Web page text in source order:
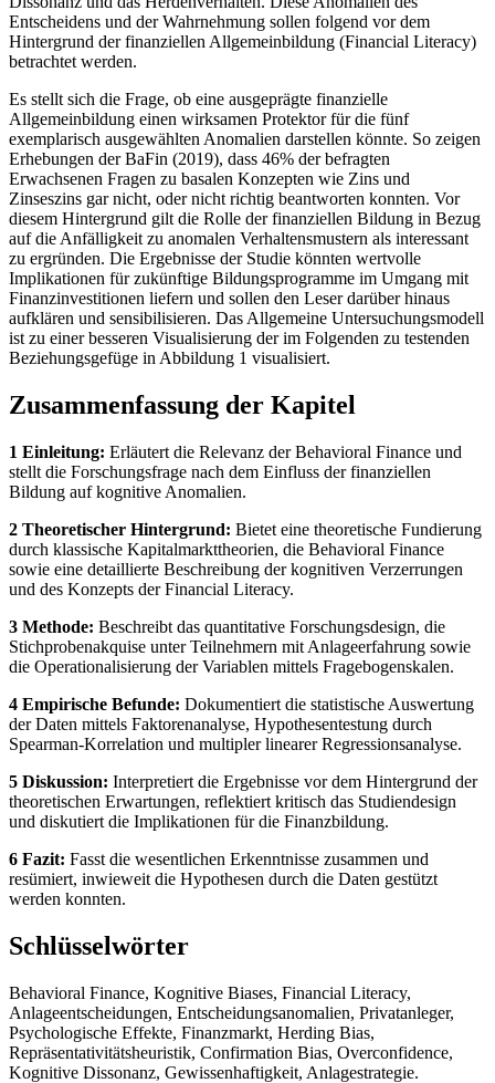
Entscheidens und der Wahrnehmung sollen folgend vor dem
Hintergrund der finanziellen Allgemeinbildung (Financial Literacy)
betrachtet werden.
Es stellt sich die Frage, ob eine ausgeprägte finanzielle
Allgemeinbildung einen wirksamen Protektor für die fünf
exemplarisch ausgewählten Anomalien darstellen könnte. So zeigen
Erhebungen der BaFin (2019), dass 46% der befragten
Erwachsenen Fragen zu basalen Konzepten wie Zins und
Zinseszins gar nicht, oder nicht richtig beantworten konnten. Vor
diesem Hintergrund gilt die Rolle der finanziellen Bildung in Bezug
auf die Anfälligkeit zu anomalen Verhaltensmustern als interessant
zu ergründen. Die Ergebnisse der Studie könnten wertvolle
Implikationen für zukünftige Bildungsprogramme im Umgang mit
Finanzinvestitionen liefern und sollen den Leser darüber hinaus
aufklären und sensibilisieren. Das Allgemeine Untersuchungsmodell
ist zu einer besseren Visualisierung der im Folgenden zu testenden
Beziehungsgefüge in Abbildung 1 visualisiert.
Zusammenfassung der Kapitel
1 Einleitung: Erläutert die Relevanz der Behavioral Finance und
stellt die Forschungsfrage nach dem Einfluss der finanziellen
Bildung auf kognitive Anomalien.
2 Theoretischer Hintergrund: Bietet eine theoretische Fundierung
durch klassische Kapitalmarkttheorien, die Behavioral Finance
sowie eine detaillierte Beschreibung der kognitiven Verzerrungen
und des Konzepts der Financial Literacy.
3 Methode: Beschreibt das quantitative Forschungsdesign, die
Stichprobenakquise unter Teilnehmern mit Anlageerfahrung sowie
die Operationalisierung der Variablen mittels Fragebogenskalen.
4 Empirische Befunde: Dokumentiert die statistische Auswertung
der Daten mittels Faktorenanalyse, Hypothesentestung durch
Spearman-Korrelation und multipler linearer Regressionsanalyse.
5 Diskussion: Interpretiert die Ergebnisse vor dem Hintergrund der
theoretischen Erwartungen, reflektiert kritisch das Studiendesign
und diskutiert die Implikationen für die Finanzbildung.
6 Fazit: Fasst die wesentlichen Erkenntnisse zusammen und
resümiert, inwieweit die Hypothesen durch die Daten gestützt
werden konnten.
Schlüsselwörter
Behavioral Finance, Kognitive Biases, Financial Literacy,
Anlageentscheidungen, Entscheidungsanomalien, Privatanleger,
Psychologische Effekte, Finanzmarkt, Herding Bias,
Repräsentativitätsheuristik, Confirmation Bias, Overconfidence,
Kognitive Dissonanz, Gewissenhaftigkeit, Anlagestrategie.